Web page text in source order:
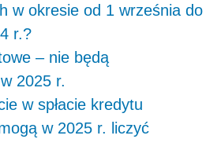
w okresie od 1 września do
r.?
– nie będą
2025 r.
w spłacie kredytu
w 2025 r. liczyć